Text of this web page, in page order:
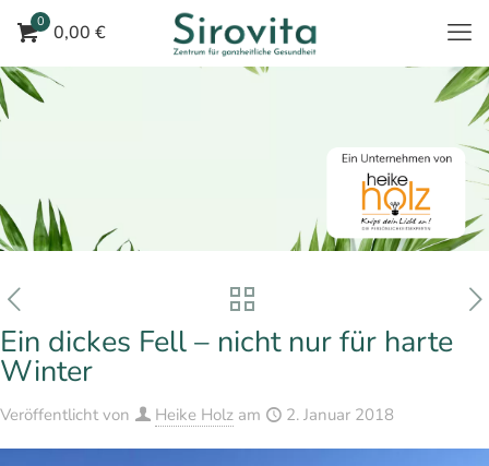
0 0,00 €
Ein dickes Fell – nicht nur für harte
Winter
Veröffentlicht von Heike Holz am 2. Januar 2018